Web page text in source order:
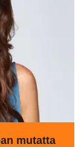
mutatta